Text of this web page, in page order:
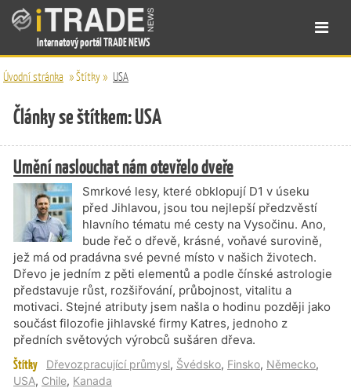
Internetový portál TRADE NEWS
Úvodní stránka »Štítky» USA
Články se štítkem: USA
Umění naslouchat nám otevřelo dveře
Smrkové lesy, které obklopují D1 v úseku
před Jihlavou, jsou tou nejlepší předzvěstí
hlavního tématu mé cesty na Vysočinu. Ano,
bude řeč o dřevě, krásné, voňavé surovině,
jež má od pradávna své pevné místo v našich životech.
Dřevo je jedním z pěti elementů a podle čínské astrologie
představuje růst, rozšiřování, průbojnost, vitalitu a
motivaci. Stejné atributy jsem našla o hodinu později jako
součást filozofie jihlavské firmy Katres, jednoho z
předních světových výrobců sušáren dřeva.
Štítky Dřevozpracující průmysl, Švédsko, Finsko, Německo,
USA, Chile, Kanada